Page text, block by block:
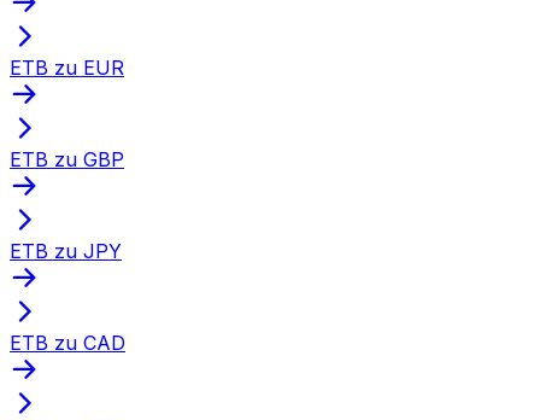
ETB zu EUR
ETB zu GBP
ETB zu JPY
ETB zu CAD